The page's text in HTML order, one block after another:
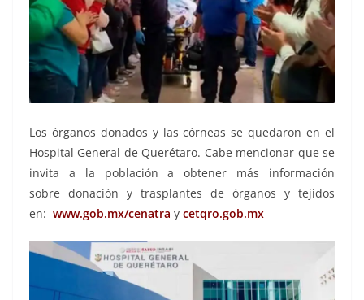
Los órganos donados y las córneas se quedaron en el
Hospital General de Querétaro. Cabe mencionar que se
invita a la población a obtener más información
sobre donación y trasplantes de órganos y tejidos
en: www.gob.mx/cenatra y cetqro.gob.mx